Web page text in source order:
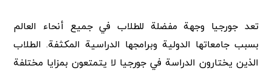
تعد جورجيا وجهة مفضلة للطلاب في جميع أنحاء العالم
بسبب جامعاتها الدولية وبرامجها الدراسية المكثفة. الطلاب
الذين يختارون الدراسة في جورجيا لا يتمتعون بمزايا مختلفة